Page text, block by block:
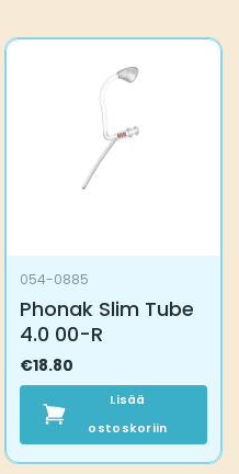
054-0885
Phonak Slim Tube
4.0 00-R
€18.80
Lisää
ostoskoriin